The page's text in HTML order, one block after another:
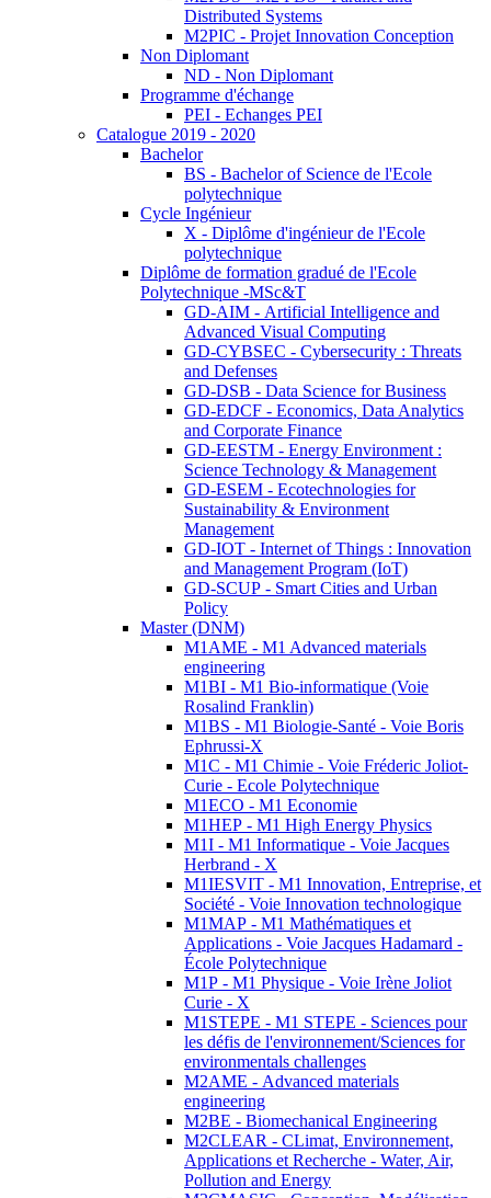
Distributed Systems
M2PIC - Projet Innovation Conception
Non Diplomant
ND - Non Diplomant
Programme d'échange
PEI - Echanges PEI
Catalogue 2019 - 2020
Bachelor
BS - Bachelor of Science de l'Ecole
polytechnique
Cycle Ingénieur
X - Diplôme d'ingénieur de l'Ecole
polytechnique
Diplôme de formation gradué de l'Ecole
Polytechnique -MSc&T
GD-AIM - Artificial Intelligence and
Advanced Visual Computing
GD-CYBSEC - Cybersecurity : Threats
and Defenses
GD-DSB - Data Science for Business
GD-EDCF - Economics, Data Analytics
and Corporate Finance
GD-EESTM - Energy Environment :
Science Technology & Management
GD-ESEM - Ecotechnologies for
Sustainability & Environment
Management
GD-IOT - Internet of Things : Innovation
and Management Program (IoT)
GD-SCUP - Smart Cities and Urban
Policy
Master (DNM)
M1AME - M1 Advanced materials
engineering
M1BI - M1 Bio-informatique (Voie
Rosalind Franklin)
M1BS - M1 Biologie-Santé - Voie Boris
Ephrussi-X
M1C - M1 Chimie - Voie Fréderic Joliot-
Curie - Ecole Polytechnique
M1ECO - M1 Economie
M1HEP - M1 High Energy Physics
M1I - M1 Informatique - Voie Jacques
Herbrand - X
M1IESVIT - M1 Innovation, Entreprise, et
Société - Voie Innovation technologique
M1MAP - M1 Mathématiques et
Applications - Voie Jacques Hadamard -
École Polytechnique
M1P - M1 Physique - Voie Irène Joliot
Curie - X
M1STEPE - M1 STEPE - Sciences pour
les défis de l'environnement/Sciences for
environmentals challenges
M2AME - Advanced materials
engineering
M2BE - Biomechanical Engineering
M2CLEAR - CLimat, Environnement,
Applications et Recherche - Water, Air,
Pollution and Energy